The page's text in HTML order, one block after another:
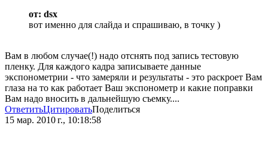
от: dsx
вот именно для слайда и спрашиваю, в точку )
Вам в любом случае(!) надо отснять под запись тестовую
пленку. Для каждого кадра записываете данные
экспонометрии - что замеряли и результаты - это раскроет Вам
глаза на то как работает Ваш экспонометр и какие поправки
Вам надо вносить в дальнейшую съемку....
ОтветитьЦитироватьПоделиться
15 мар. 2010 г., 10:18:58